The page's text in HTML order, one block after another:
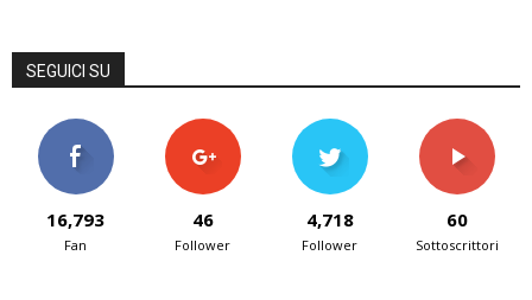
SEGUICI SU
16,793
Fan
46
Follower
4,718
Follower
60
Sottoscrittori